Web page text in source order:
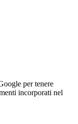
per tenere
incorporati nel